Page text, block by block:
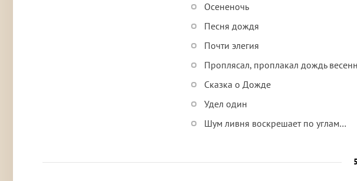
Осененочь
Песня дождя
Почти элегия
Проплясал, проплакал дождь
Сказка о Дожде
Удел один
Шум ливня воскрешает по углам…